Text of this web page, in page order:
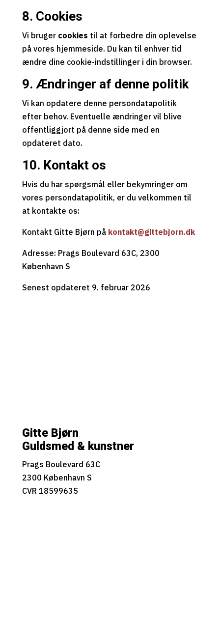
8. Cookies
Vi bruger cookies til at forbedre din oplevelse
på vores hjemmeside. Du kan til enhver tid
ændre dine cookie-indstillinger i din browser.
9. Ændringer af denne politik
Vi kan opdatere denne persondatapolitik
efter behov. Eventuelle ændringer vil blive
offentliggjort på denne side med en
opdateret dato.
10. Kontakt os
Hvis du har spørgsmål eller bekymringer om
vores persondatapolitik, er du velkommen til
at kontakte os:
Kontakt Gitte Bjørn på kontakt@gittebjorn.dk
Adresse: Prags Boulevard 63C, 2300
København S
Senest opdateret 9. februar 2026
Gitte Bjørn
Guldsmed & kunstner
Prags Boulevard 63C
2300 København S
CVR 18599635